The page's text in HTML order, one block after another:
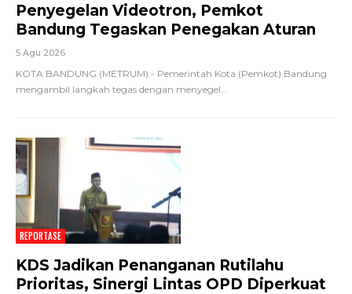
Penyegelan Videotron, Pemkot
Bandung Tegaskan Penegakan Aturan
5 Agu 2026
KOTA BANDUNG (METRUM) - Pemerintah Kota (Pemkot) Bandung
mengambil langkah tegas dengan menyegel…
REPORTASE
KDS Jadikan Penanganan Rutilahu
Prioritas, Sinergi Lintas OPD Diperkuat